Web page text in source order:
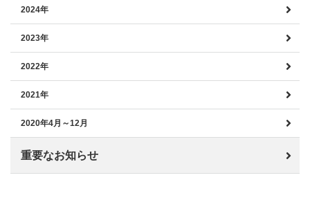
2024年
2023年
2022年
2021年
2020年4月～12月
重要なお知らせ